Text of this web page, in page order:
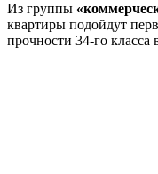
Из группы
квартиры подойдут
прочности 34-го класса